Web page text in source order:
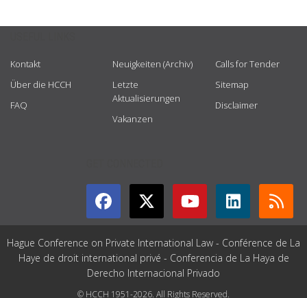
Kontakt
Über die HCCH
FAQ
Neuigkeiten (Archiv)
Letzte
Aktualisierungen
Vakanzen
Calls for Tender
Sitemap
Disclaimer
Hague Conference on Private International Law - Conférence de La
Haye de droit international privé - Conferencia de La Haya de
Derecho Internacional Privado
© HCCH 1951-2026. All Rights Reserved.